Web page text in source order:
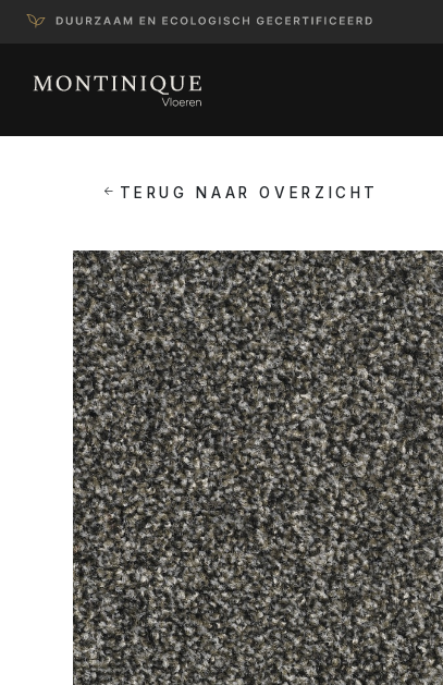
TERUG NAAR OVERZICHT